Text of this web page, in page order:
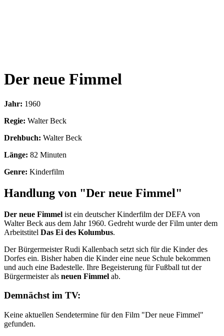
Der neue Fimmel
Jahr: 1960
Regie: Walter Beck
Drehbuch: Walter Beck
Länge: 82 Minuten
Genre: Kinderfilm
Handlung von "Der neue Fimmel"
Der neue Fimmel ist ein deutscher Kinderfilm der DEFA von
Walter Beck aus dem Jahr 1960. Gedreht wurde der Film unter dem
Arbeitstitel Das Ei des Kolumbus.
Der Bürgermeister Rudi Kallenbach setzt sich für die Kinder des
Dorfes ein. Bisher haben die Kinder eine neue Schule bekommen
und auch eine Badestelle. Ihre Begeisterung für Fußball tut der
Bürgermeister als neuen Fimmel ab.
Demnächst im TV:
Keine aktuellen Sendetermine für den Film "Der neue Fimmel"
gefunden.